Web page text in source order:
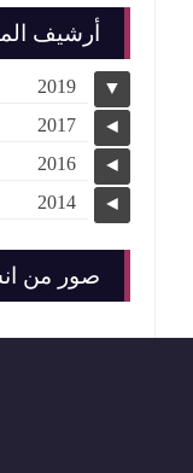
أرشيف
▼
2019
◄
2017
◄
2016
◄
2014
صور من